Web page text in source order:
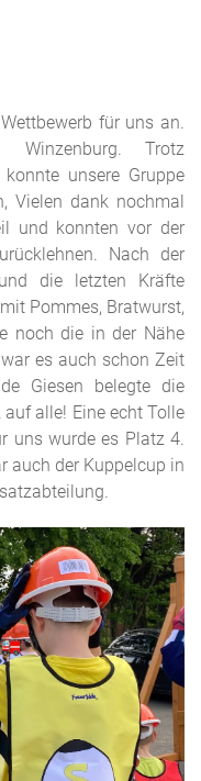
für uns an.
Trotz
unsere Gruppe
Vielen dank nochmal
und konnten vor der
Nach der
die letzten Kräfte
Pommes, Bratwurst,
noch die in der Nähe
es auch schon Zeit
Giesen belegte die
alle! Eine echt Tolle
uns wurde es Platz 4.
auch der Kuppelcup in